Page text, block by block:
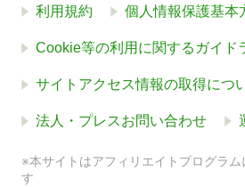
利用規約 個人情報保護基本
Cookie等の利用に関するガイド
サイトアクセス情報の取得につ
法人・プレスお問い合わせ
※本サイトはアフィリエイトプログラム
す